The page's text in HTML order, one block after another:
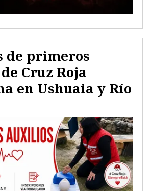
de primeros
Cruz Roja
en Ushuaia y Río